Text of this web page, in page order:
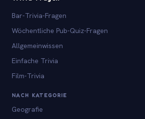
Bar-Trivia-Fragen
Wöchentliche Pub-Quiz-Fragen
Allgemeinwissen
Einfache Trivia
Film-Trivia
NACH KATEGORIE
Geografie